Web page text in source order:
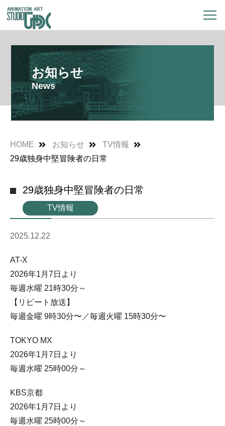
お知らせ
News
HOME お知らせ
TV情報
29歳独身中堅冒険者の日常
29歳独身中堅冒険者の日常
TV情報
2025.12.22
AT-X
2026年1月7日より
毎週水曜 21時30分～
【リピート放送】
毎週金曜 9時30分〜／毎週火曜 15時30分〜
TOKYO MX
2026年1月7日より
毎週水曜 25時00分～
KBS京都
2026年1月7日より
毎週水曜 25時00分～